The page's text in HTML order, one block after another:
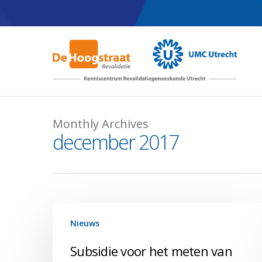
to
Monthly Archives
december 2017
voor
meten
Nieuws
Subsidie voor het meten van